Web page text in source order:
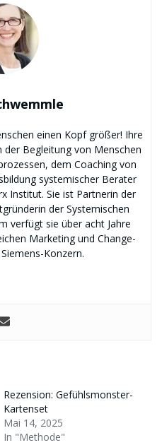
einen Kopf größer! Ihre
Begleitung von Menschen
dem Coaching von
systemischer Berater
Institut. Sie ist Partnerin der
der Systemischen
verfügt sie über acht Jahre
Marketing und Change-
Konzern.
Rezension: Gefühlsmonster-
Kartenset
Mai 14, 2025
In "Methode"